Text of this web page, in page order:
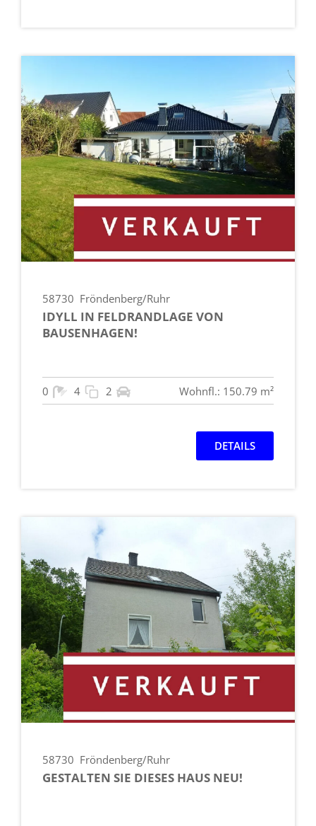
58730 Fröndenberg/Ruhr
IDYLL IN FELDRANDLAGE VON
BAUSENHAGEN!
0 4 2 Wohnfl.: 150.79 m²
DETAILS
58730 Fröndenberg/Ruhr
GESTALTEN SIE DIESES HAUS NEU!